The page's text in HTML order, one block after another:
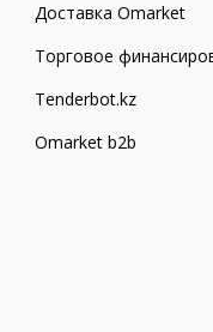
Доставка Omarket
Торговое
Tenderbot.kz
Omarket b2b